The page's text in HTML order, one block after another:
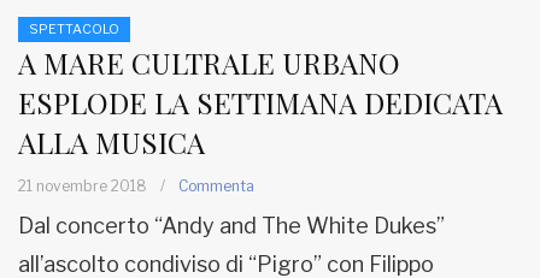
SPETTACOLO
A MARE CULTRALE URBANO
ESPLODE LA SETTIMANA DEDICATA
ALLA MUSICA
21 novembre 2018 / Commenta
Dal concerto “Andy and The White Dukes”
all’ascolto condiviso di “Pigro” con Filippo